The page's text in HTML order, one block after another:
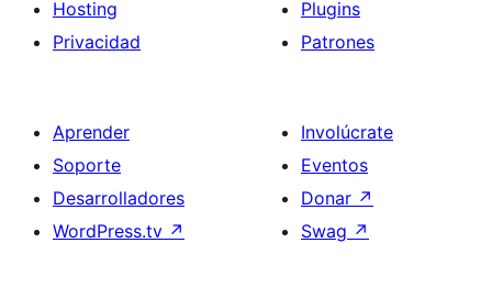
Hosting
Privacidad
Plugins
Patrones
Aprender
Soporte
Desarrolladores
WordPress.tv ↗
Involúcrate
Eventos
Donar ↗
Swag ↗